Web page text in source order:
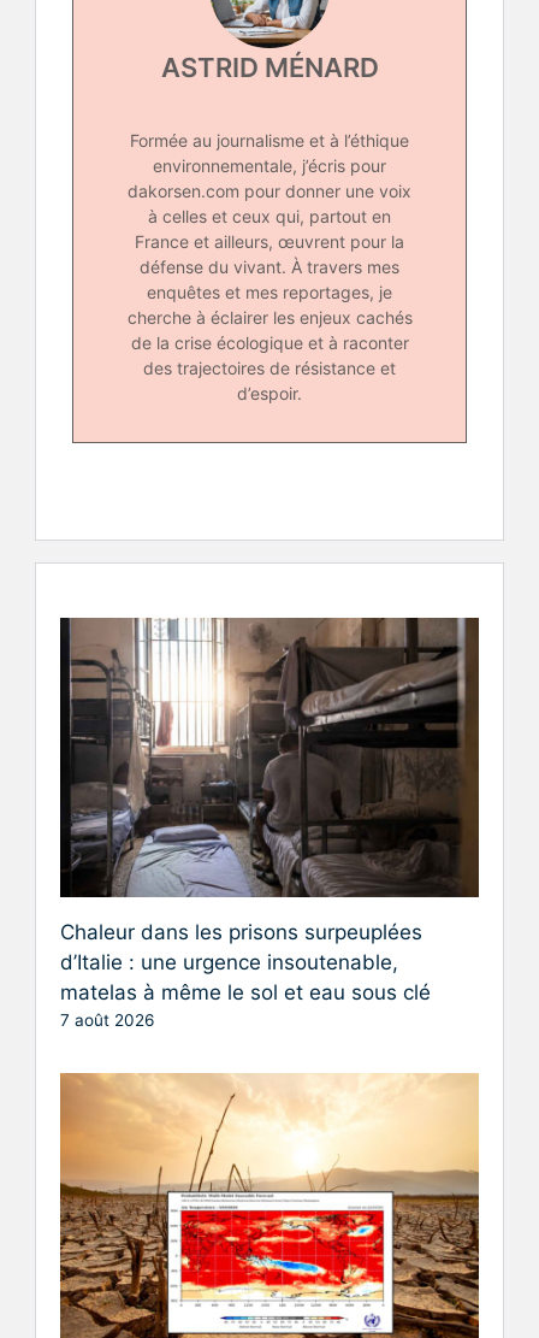
ASTRID MÉNARD
Formée au journalisme et à l’éthique
environnementale, j’écris pour
dakorsen.com pour donner une voix
à celles et ceux qui, partout en
France et ailleurs, œuvrent pour la
défense du vivant. À travers mes
enquêtes et mes reportages, je
cherche à éclairer les enjeux cachés
de la crise écologique et à raconter
des trajectoires de résistance et
d’espoir.
Chaleur dans les prisons surpeuplées
d’Italie : une urgence insoutenable,
matelas à même le sol et eau sous clé
7 août 2026